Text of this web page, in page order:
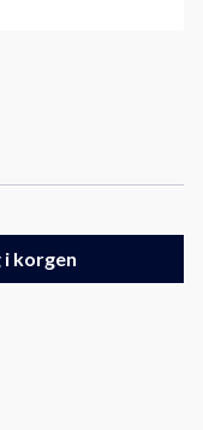
i korgen